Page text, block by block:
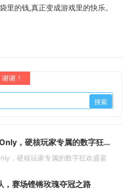
里的钱,真正变成游戏里的快乐。
谢！
Steam Only，硬核玩家专属的数字狂欢盛宴
，硬核玩家专属的数字狂欢盛宴
，赛场铿锵玫瑰夺冠之路